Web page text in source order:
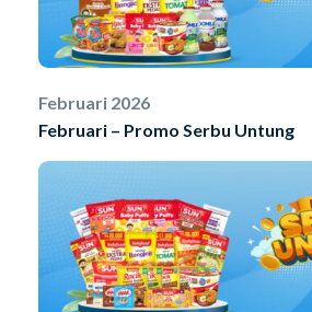
Februari 2026
Februari – Promo Serbu Untung